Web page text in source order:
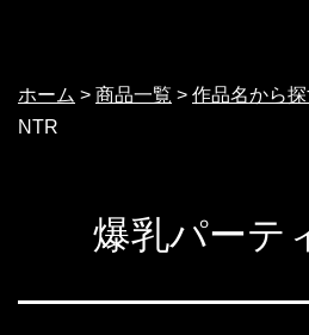
テ
ン
キ
ホーム > 商品一覧 > 作品名から探
NTR
爆乳パーテ